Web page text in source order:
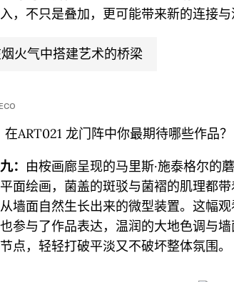
，不只是叠加，更可能带来新的连接与
火气中搭建艺术的桥梁
在ART021 龙门阵中你最期待哪些作品？
： 由桉画廊呈现的马里斯·施泰格尔的
面绘画，菌盖的斑驳与菌褶的肌理都带
墙面自然生长出来的微型装置。这幅
参与了作品表达，温润的大地色调与
点，轻轻打破平淡又不破坏整体氛围。